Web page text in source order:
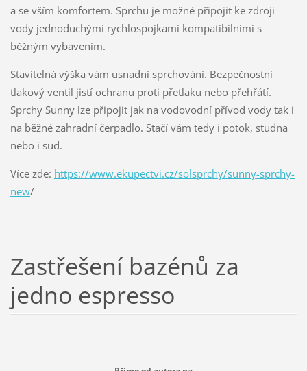
a se vším komfortem. Sprchu je možné připojit ke zdroji
vody jednoduchými rychlospojkami kompatibilními s
běžným vybavením.
Stavitelná výška vám usnadní sprchování. Bezpečnostní
tlakový ventil jistí ochranu proti přetlaku nebo přehřátí.
Sprchy Sunny lze připojit jak na vodovodní přívod vody tak i
na běžné zahradní čerpadlo. Stačí vám tedy i potok, studna
nebo i sud.
Více zde: https://www.ekupectvi.cz/solsprchy/sunny-sprchy-
new/
Zastřešení bazénů za
jedno espresso